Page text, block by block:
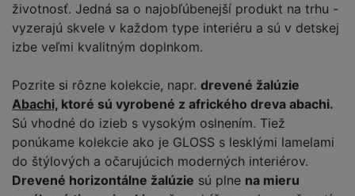
životnosť. Jedná sa o najobľúbenejší produkt na trhu -
vyzerajú skvele v každom type interiéru a sú v detskej
izbe veľmi kvalitným doplnkom.
Pozrite si rôzne kolekcie, napr. drevené žalúzie
Abachi, ktoré sú vyrobené z afrického dreva abachi.
Sú vhodné do izieb s vysokým oslnením. Tiež
ponúkame kolekcie ako je GLOSS s lesklými lamelami
do štýlových a očarujúcich moderných interiérov.
Drevené horizontálne žalúzie sú plne na mieru